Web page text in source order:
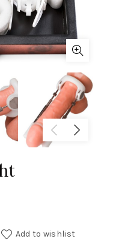
Add to wishlist